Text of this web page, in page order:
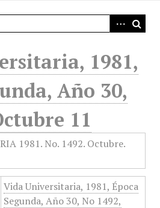
1981,
Año 30,
11
Vida Universitaria, 1981, Época
Segunda, Año 30, No 1492,